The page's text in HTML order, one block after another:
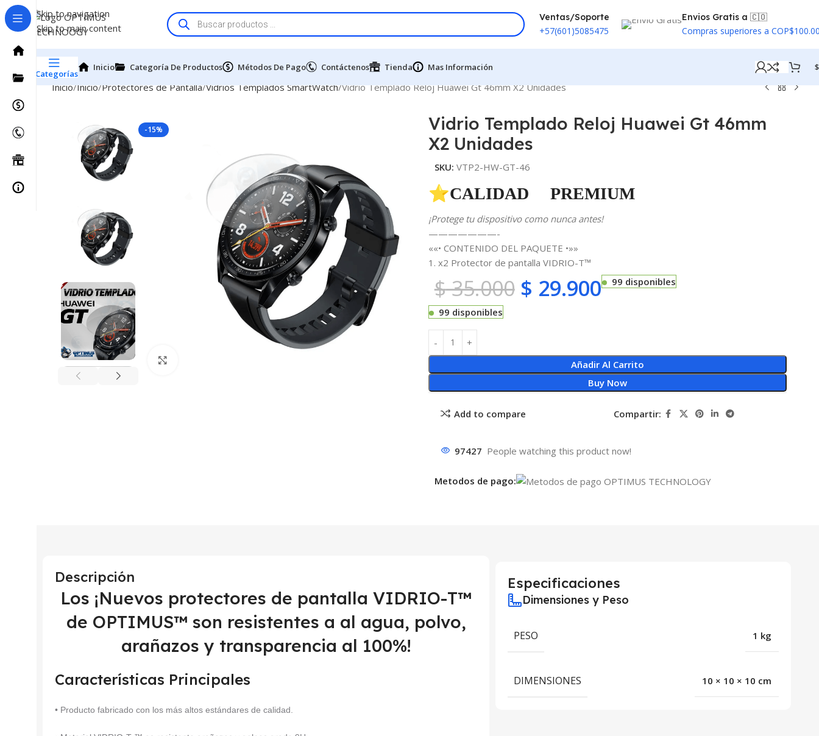
Skip to navigation
Skip to main content
Ventas/Soporte
+57(601)5085475
Envios Gratis a 🇨🇴
Compras superiores a
Categorías
Inicio Categoría De Productos Métodos De Pago Contáctenos Tienda Mas Información $
Inicio Inicio Protectores de Pantalla Vidrios Templados SmartWatch Vidrio Templado Reloj Huawei Gt 46mm X2 Unidades
-15%
Vidrio Templado Reloj Huawei Gt 46mm
X2 Unidades
SKU: VTP2-HW-GT-46
⭐CALIDAD PREMIUM
¡Protege tu dispositivo como nunca antes!
———————-
««• CONTENIDO DEL PAQUETE •»»
1. x2 Protector de pantalla VIDRIO-T™
$35.000 $ 29.900 99 disponibles
99 disponibles
Añadir Al Carrito
Buy Now
Add to compare Compartir:
97427 People watching this product now!
Metodos de pago:
Descripción
Los ¡Nuevos protectores de pantalla VIDRIO-T™
de OPTIMUS™ son resistentes a al agua, polvo,
arañazos y transparencia al 100%!
Características Principales
• Producto fabricado con los más altos estándares de calidad.
Especificaciones
Dimensiones y Peso
PESO 1 kg
DIMENSIONES 10 × 10 × 10 cm